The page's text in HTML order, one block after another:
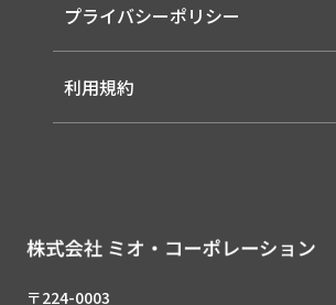
〒224-0003
プライバシーポリシー
利用規約